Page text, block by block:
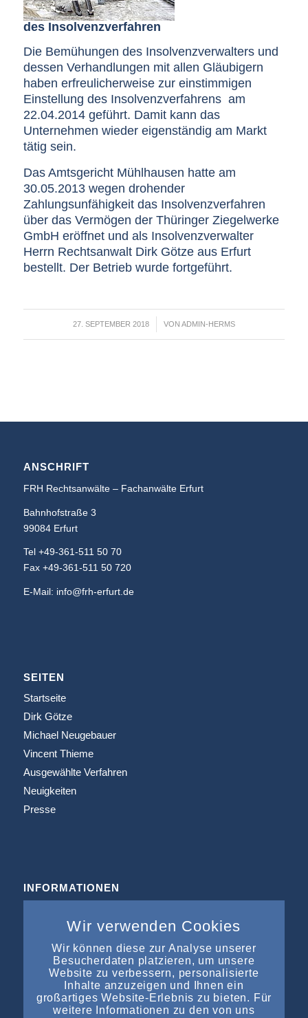
des Insolvenzverfahren
Die Bemühungen des Insolvenzverwalters und
dessen Verhandlungen mit allen Gläubigern
haben erfreulicherweise zur einstimmigen
Einstellung des Insolvenzverfahrens am
22.04.2014 geführt. Damit kann das
Unternehmen wieder eigenständig am Markt
tätig sein.
Das Amtsgericht Mühlhausen hatte am
30.05.2013 wegen drohender
Zahlungsunfähigkeit das Insolvenzverfahren
über das Vermögen der Thüringer Ziegelwerke
GmbH eröffnet und als Insolvenzverwalter
Herrn Rechtsanwalt Dirk Götze aus Erfurt
bestellt. Der Betrieb wurde fortgeführt.
27. SEPTEMBER 2018
/ VON ADMIN-HERMS
ANSCHRIFT
FRH Rechtsanwälte – Fachanwälte Erfurt
Bahnhofstraße 3
99084 Erfurt
Tel +49-361-511 50 70
Fax +49-361-511 50 720
E-Mail: info@frh-erfurt.de
SEITEN
Startseite
Dirk Götze
Michael Neugebauer
Vincent Thieme
Ausgewählte Verfahren
Neuigkeiten
Presse
INFORMATIONEN
Impressum
Datenschutz
Kontakt
Wir verwenden Cookies
Wir können diese zur Analyse unserer
Besucherdaten platzieren, um unsere
Website zu verbessern, personalisierte
Inhalte anzuzeigen und Ihnen ein
großartiges Website-Erlebnis zu bieten. Für
weitere Informationen zu den von uns